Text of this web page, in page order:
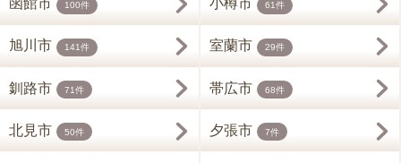
函館市 100件 小樽市 61件
旭川市 141件 室蘭市 29件
釧路市 71件 帯広市 68件
北見市 50件 夕張市 7件